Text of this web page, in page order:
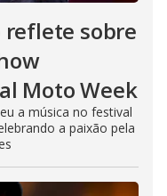
reflete sobre
Moto Week
a música no festival
a paixão pela